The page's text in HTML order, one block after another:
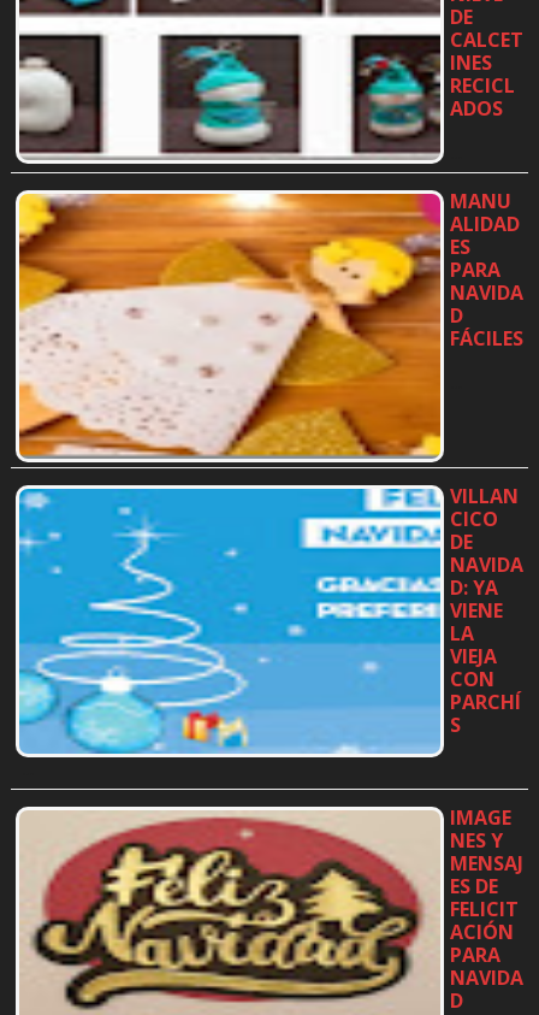
DE
CALCET
INES
RECICL
ADOS
MANU
ALIDAD
ES
PARA
NAVIDA
D
FÁCILES
VILLAN
CICO
DE
NAVIDA
D: YA
VIENE
LA
VIEJA
CON
PARCHÍ
S
IMAGE
NES Y
MENSAJ
ES DE
FELICIT
ACIÓN
PARA
NAVIDA
D